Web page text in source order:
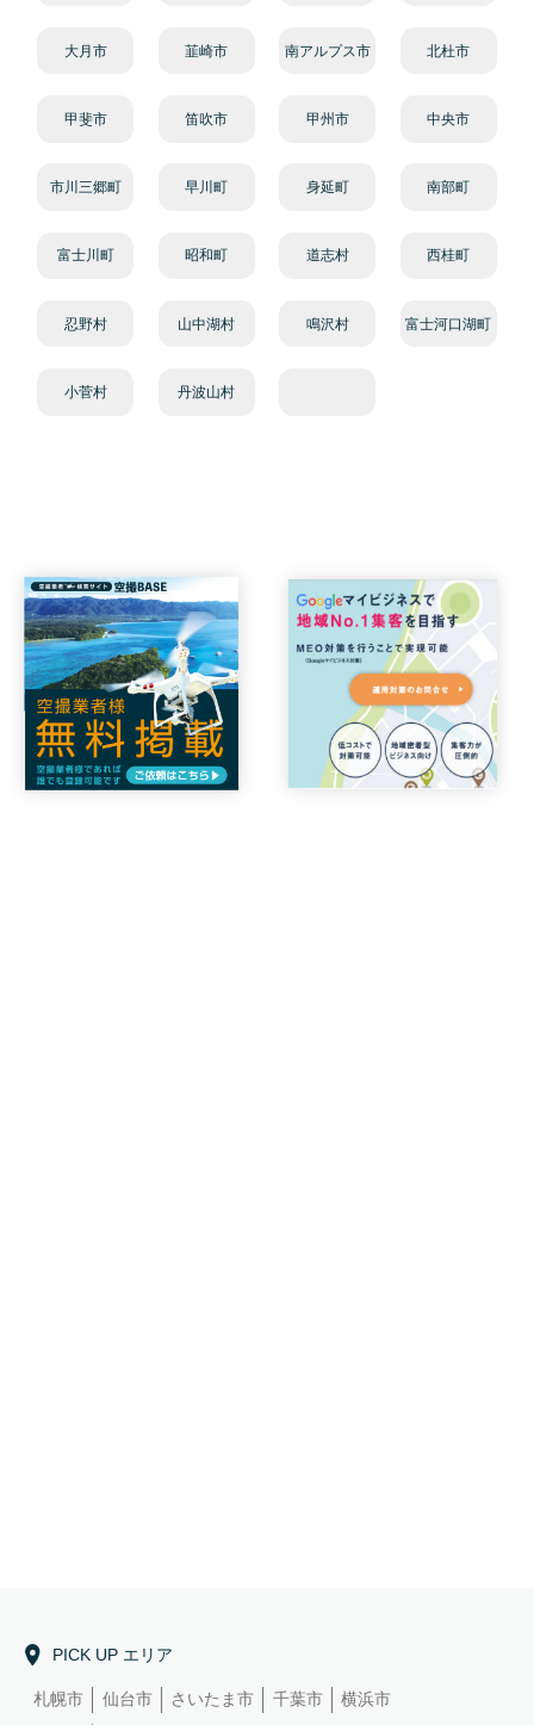
大月市 韮崎市 南アルプス市 北杜市
甲斐市 笛吹市 甲州市 中央市
市川三郷町 早川町 身延町 南部町
富士川町 昭和町 道志村 西桂町
忍野村 山中湖村 鳴沢村 富士河口湖町
小菅村 丹波山村
PICK UP エリア
札幌市 仙台市 さいたま市 千葉市
横浜市